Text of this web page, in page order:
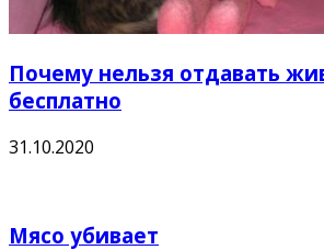
Почему нельзя отдавать
бесплатно
31.10.2020
Мясо убивает